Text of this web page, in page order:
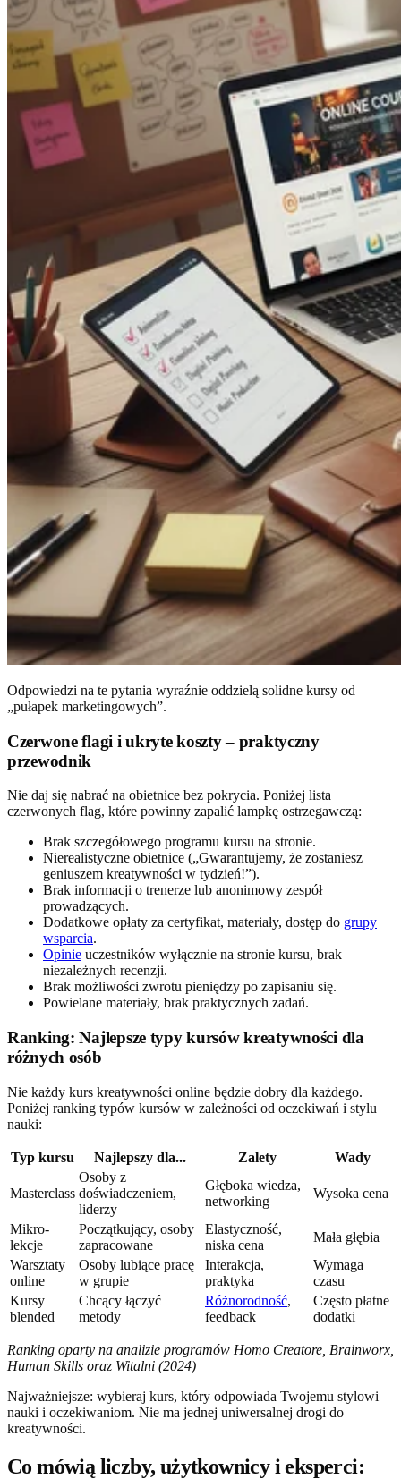
Odpowiedzi na te pytania wyraźnie oddzielą solidne kursy od
„pułapek marketingowych”.
Czerwone flagi i ukryte koszty – praktyczny
przewodnik
Nie daj się nabrać na obietnice bez pokrycia. Poniżej lista
czerwonych flag, które powinny zapalić lampkę ostrzegawczą:
Brak szczegółowego programu kursu na stronie.
Nierealistyczne obietnice („Gwarantujemy, że zostaniesz
geniuszem kreatywności w tydzień!”).
Brak informacji o trenerze lub anonimowy zespół
prowadzących.
Dodatkowe opłaty za certyfikat, materiały, dostęp do grupy
wsparcia.
Opinie uczestników wyłącznie na stronie kursu, brak
niezależnych recenzji.
Brak możliwości zwrotu pieniędzy po zapisaniu się.
Powielane materiały, brak praktycznych zadań.
Ranking: Najlepsze typy kursów kreatywności dla
różnych osób
Nie każdy kurs kreatywności online będzie dobry dla każdego.
Poniżej ranking typów kursów w zależności od oczekiwań i stylu
nauki:
Typ kursu Najlepszy dla... Zalety Wady
Masterclass
Osoby z
doświadczeniem,
liderzy
Głęboka wiedza,
networking
Wysoka cena
Mikro-
lekcje
Początkujący, osoby
zapracowane
Elastyczność,
niska cena
Mała głębia
Warsztaty
online
Osoby lubiące pracę
w grupie
Interakcja,
praktyka
Wymaga
czasu
Kursy
blended
Chcący łączyć
metody
Różnorodność,
feedback
Często płatne
dodatki
Ranking oparty na analizie programów Homo Creatore, Brainworx,
Human Skills oraz Witalni (2024)
Najważniejsze: wybieraj kurs, który odpowiada Twojemu stylowi
nauki i oczekiwaniom. Nie ma jednej uniwersalnej drogi do
kreatywności.
Co mówią liczby, użytkownicy i eksperci: